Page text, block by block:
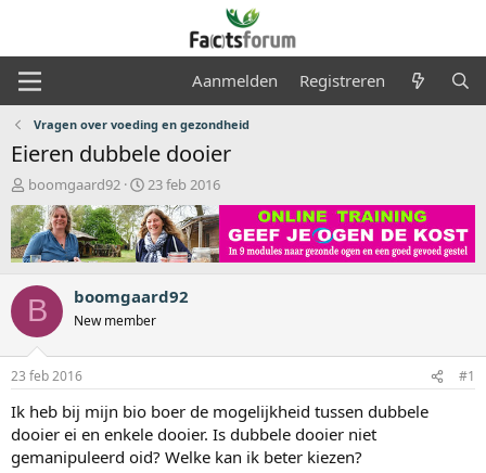
Aanmelden Registreren
Vragen over voeding en gezondheid
Eieren dubbele dooier
O
n
d
e
r
w
e
r
p
s
t
r
t
e
boomgaard92
S
t
a
r
t
a
t
m
23 feb 2016
B boomgaard92
New member
23 feb 2016 #1
Ik heb bij mijn bio boer de mogelijkheid tussen dubbele
dooier ei en enkele dooier. Is dubbele dooier niet
gemanipuleerd oid? Welke kan ik beter kiezen?